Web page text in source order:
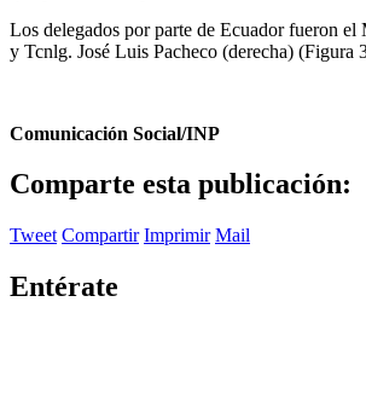
Los delegados por parte de Ecuador fueron el
y Tcnlg. José Luis Pacheco (derecha) (Figura
Comunicación Social/INP
Comparte esta publicación:
Tweet Compartir Imprimir Mail
Entérate